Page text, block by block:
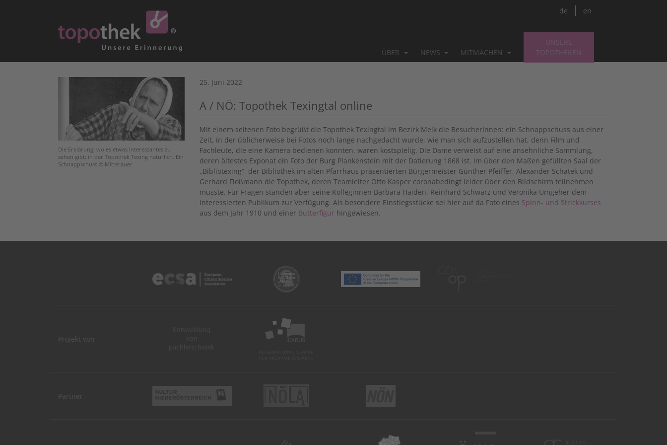
ÜBER NEWS MITMACHEN
UNSERE
TOPOTHEKEN
de en
Die Erklärung, wo es etwas Interessantes zu
sehen gibt: in der Topothek Texing natürlich. Ein
Schnappschuss © Mitterauer
25. Juni 2022
A / NÖ: Topothek Texingtal online
Mit einem seltenen Foto begrüßt die Topothek Texingtal im Bezirk Melk die BesucherInnen: ein Schnappschuss aus einer
Zeit, in der üblicherweise bei Fotos noch lange nachgedacht wurde, wie man sich aufzustellen hat, denn Film und
Fachleute, die eine Kamera bedienen konnten, waren kostspielig. Die Dame verweist auf eine ansehnliche Sammlung,
deren ältestes Exponat ein Foto der Burg Plankenstein mit der Datierung 1868 ist. Im über den Maßen gefüllten Saal der
„Bibliotexing“, der Bibliothek im alten Pfarrhaus präsentierten Bürgermeister Günther Pfeiffer, Alexander Schatek und
Gerhard Floßmann die Topothek, deren Teamleiter Otto Kasper coronabedingt leider über den Bildschirm teilnehmen
musste. Für Fragen standen aber seine Kolleginnen Barbara Haiden, Reinhard Schwarz und Veronika Umgeher dem
interessierten Publikum zur Verfügung. Als besondere Einstiegsstücke sei hier auf da Foto eines Spinn- und Strickkurses
aus dem Jahr 1910 und einer Butterfigur hingewiesen.
Projekt von
Partner